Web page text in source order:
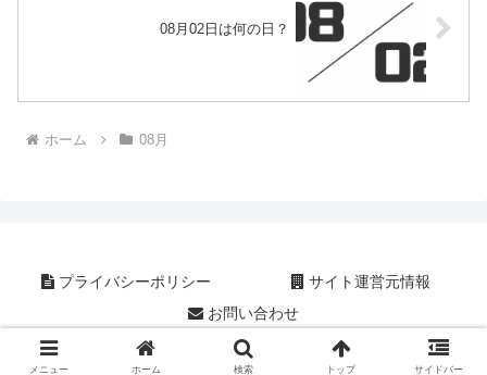
08月02日は何の日？
ホーム 08月
プライバシーポリシー
サイト運営元情報
お問い合わせ
Copyright © 2019 今日は何の日？ All Rights Reserved.
メニュー ホーム 検索 トップ サイドバー